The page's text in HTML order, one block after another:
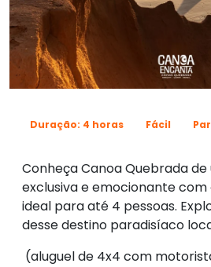
Duração: 4 horas Fácil
Conheça Canoa Quebrada
exclusiva e emocionante com
ideal para até 4 pessoas.
desse destino paradisíaco
(aluguel de 4x4 com